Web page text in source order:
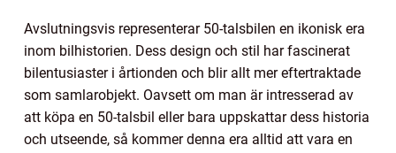
Avslutningsvis representerar 50-talsbilen en ikonisk era
inom bilhistorien. Dess design och stil har fascinerat
bilentusiaster i årtionden och blir allt mer eftertraktade
som samlarobjekt. Oavsett om man är intresserad av
att köpa en 50-talsbil eller bara uppskattar dess historia
och utseende, så kommer denna era alltid att vara en